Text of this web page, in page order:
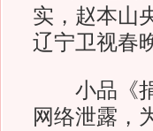
实，赵本山
辽宁卫视春
小品《捐
网络泄露，